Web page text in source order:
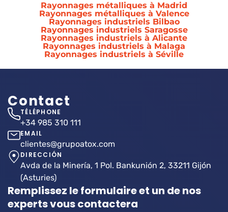
Rayonnages métalliques à Madrid
Rayonnages métalliques à Valence
Rayonnages industriels Bilbao
Rayonnages industriels Saragosse
Rayonnages industriels à Alicante
Rayonnages industriels à Malaga
Rayonnages industriels à Séville
Contact
TÉLÉPHONE
+34 985 310 111
EMAIL
clientes@grupoatox.com
DIRECCIÓN
Avda de la Minería, 1 Pol. Bankunión 2, 33211 Gijón
(Asturies)
Remplissez le formulaire et un de nos
experts vous contactera